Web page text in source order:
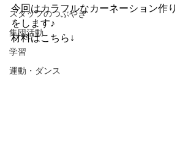
スタッフのつぶやき
集団活動
学習
運動・ダンス
今回はカラフルなカーネーション作り
をします♪
材料はこちら↓